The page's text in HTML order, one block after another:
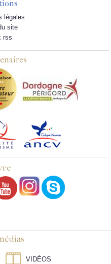
légales
site
rss
VIDÉOS